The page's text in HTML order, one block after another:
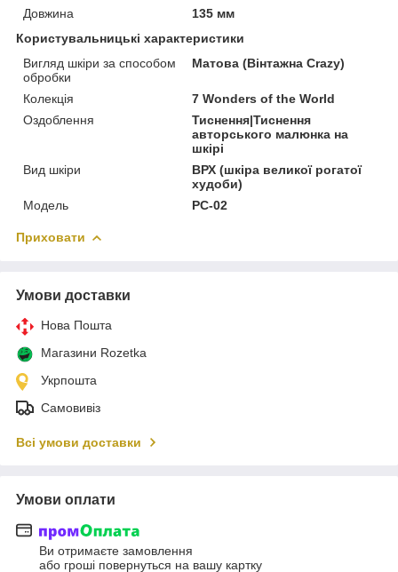
Довжина
135 мм
Користувальницькі характеристики
Вигляд шкіри за способом
обробки
Матова (Вінтажна Crazy)
Колекція
7 Wonders of the World
Оздоблення
Тиснення|Тиснення
авторського малюнка на
шкірі
Вид шкіри
ВРХ (шкіра великої рогатої
худоби)
Модель
PC-02
Приховати
Умови доставки
Нова Пошта
Магазини Rozetka
Укрпошта
Самовивіз
Всі умови доставки
Умови оплати
Ви отримаєте замовлення
або гроші повернуться на вашу картку